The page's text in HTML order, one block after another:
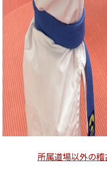
所属道場以外の稽